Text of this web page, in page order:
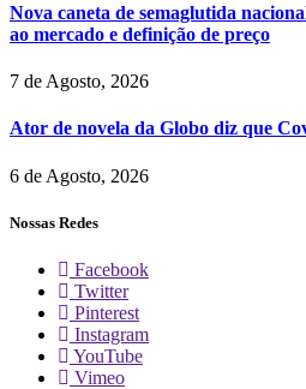
Nova caneta de semaglutida
ao mercado e definição de preço
7 de Agosto, 2026
Ator de novela da Globo diz que
6 de Agosto, 2026
Nossas Redes
Facebook
Twitter
Pinterest
Instagram
YouTube
Vimeo